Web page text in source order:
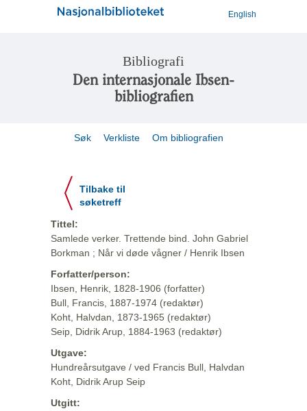
English
Bibliografi
Den internasjonale Ibsen-
bibliografien
Søk Verkliste Om bibliografien
Tilbake til
søketreff
Tittel:
Samlede verker. Trettende bind. John Gabriel
Borkman ; Når vi døde vågner / Henrik Ibsen
Forfatter/person:
Ibsen, Henrik, 1828-1906 (forfatter)
Bull, Francis, 1887-1974 (redaktør)
Koht, Halvdan, 1873-1965 (redaktør)
Seip, Didrik Arup, 1884-1963 (redaktør)
Utgave:
Hundreårsutgave / ved Francis Bull, Halvdan
Koht, Didrik Arup Seip
Utgitt: